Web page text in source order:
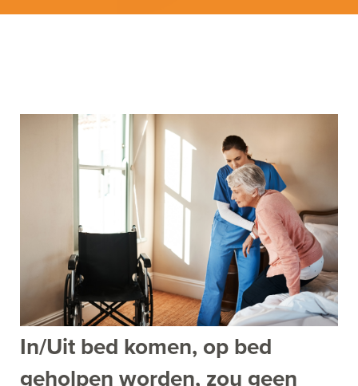
In/Uit bed komen, op bed
geholpen worden, zou geen